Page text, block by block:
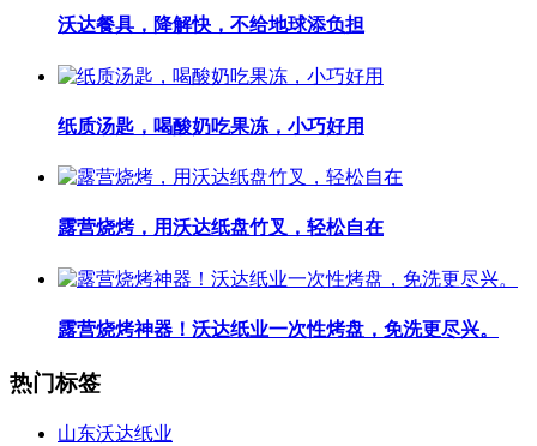
沃达餐具，降解快，不给地球添负担
纸质汤匙，喝酸奶吃果冻，小巧好用
露营烧烤，用沃达纸盘竹叉，轻松自在
露营烧烤神器！沃达纸业一次性烤盘，免洗更尽兴。
热门标签
山东沃达纸业